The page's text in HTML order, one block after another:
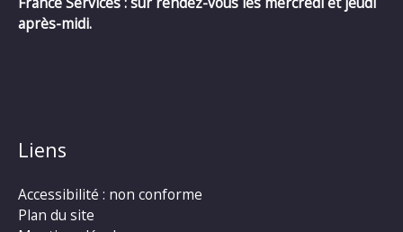
après-midi.
Liens
Accessibilité : non conforme
Plan du site